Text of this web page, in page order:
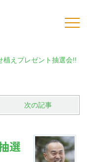
植えプレゼント抽選会!!
次の記事
選